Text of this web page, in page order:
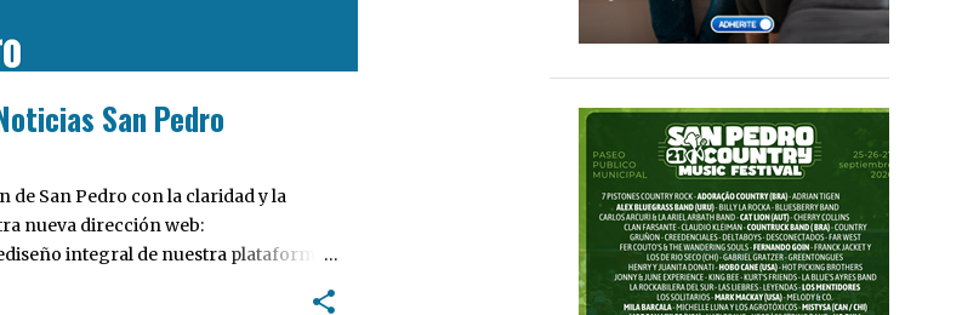
San Pedro
San Pedro con la claridad y la
nueva dirección web:
integral de nuestra plataforma.